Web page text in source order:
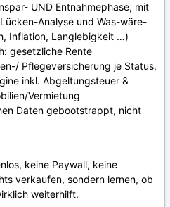
UND Entnahmephase, mit
Analyse und Was-wäre-
Inflation, Langlebigkeit …)
gesetzliche Rente
Pflegeversicherung je Status,
inkl. Abgeltungsteuer &
Vermietung
Daten gebootstrappt, nicht
keine Paywall, keine
verkaufen, sondern lernen, ob
weiterhilft.